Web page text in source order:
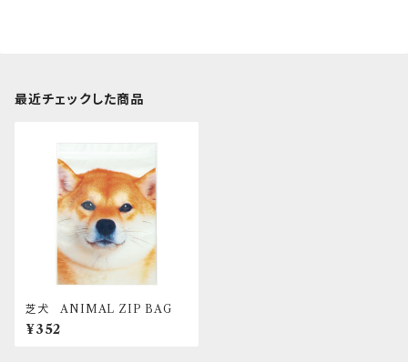
最近チェックした商品
芝犬 ANIMAL ZIP BAG
¥352